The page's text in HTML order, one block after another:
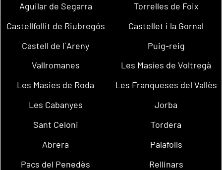
Aguilar de Segarra
Torrelles de Foix
Castellfollit de Riubregós
Castellet i la Gornal
Castell de l´Areny
Puig-reig
Vallromanes
Les Masíes de Voltregà
Les Masies de Roda
Les Franqueses del Vallès
Les Cabanyes
Jorba
Sant Celoni
Tordera
Abrera
Palafolls
Pacs del Penedès
Rellinars